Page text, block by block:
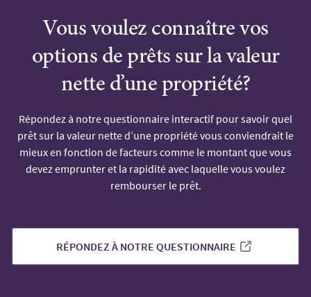
Vous voulez connaître vos
options de prêts sur la valeur
nette d’une propriété?
Répondez à notre questionnaire interactif pour savoir quel
prêt sur la valeur nette d’une propriété vous conviendrait le
mieux en fonction de facteurs comme le montant que vous
devez emprunter et la rapidité avec laquelle vous voulez
rembourser le prêt.
RÉPONDEZ À NOTRE QUESTIONNAIRE